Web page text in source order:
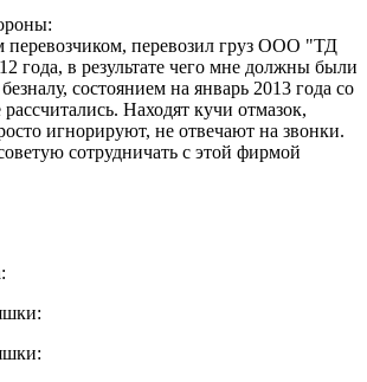
перевозчиком, перевозил груз ООО "ТД
года, в результате чего мне должны были
состоянием на январь 2013 года со
Находят кучи отмазок,
игнорируют, не отвечают на звонки.
сотрудничать с этой фирмой